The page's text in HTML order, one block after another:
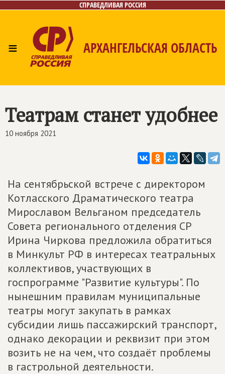
СПРАВЕДЛИВАЯ РОССИЯ
≡ АРХАНГЕЛЬСКАЯ ОБЛАСТЬ
Театрам станет удобнее
10 ноября 2021
На сентябрьской встрече с директором
Котласского Драматического театра
Мирославом Вельганом председатель
Совета регионального отделения СР
Ирина Чиркова предложила обратиться
в Минкульт РФ в интересах театральных
коллективов, участвующих в
госпрограмме "Развитие культуры". По
нынешним правилам муниципальные
театры могут закупать в рамках
субсидии лишь пассажирский транспорт,
однако декорации и реквизит при этом
возить не на чем, что создаёт проблемы
в гастрольной деятельности.